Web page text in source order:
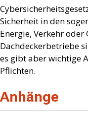
Sicherheit in den
Energie, Verkehr oder
Dachdeckerbetriebe
es gibt aber wichtige
Pflichten.
Anhänge